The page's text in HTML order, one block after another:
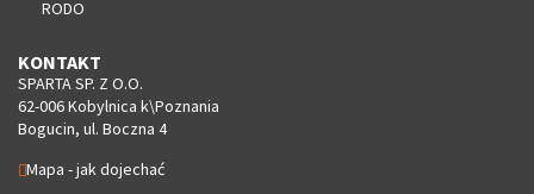
RODO
KONTAKT
SPARTA SP. Z O.O.
62-006 Kobylnica k\Poznania
Bogucin, ul. Boczna 4
Mapa - jak dojechać